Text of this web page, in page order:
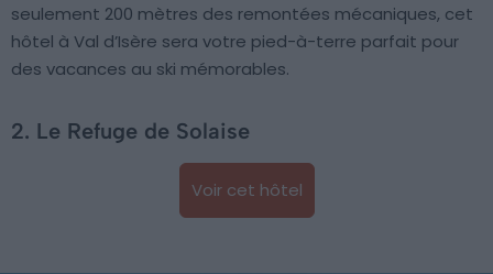
seulement 200 mètres des remontées mécaniques, cet
hôtel à Val d’Isère sera votre pied-à-terre parfait pour
des vacances au ski mémorables.
2. Le Refuge de Solaise
Voir cet hôtel